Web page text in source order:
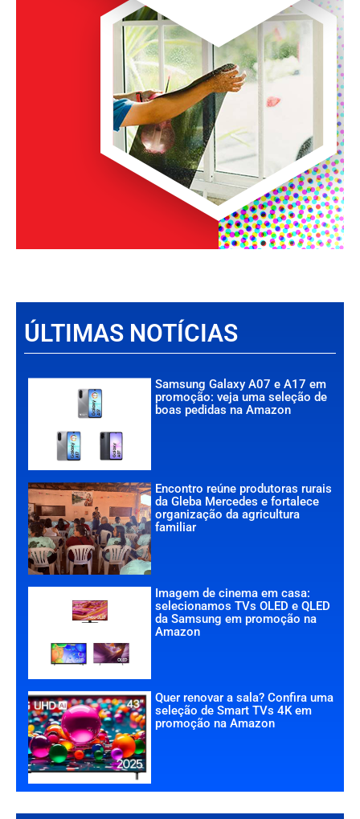
ÚLTIMAS NOTÍCIAS
Samsung Galaxy A07 e A17 em
promoção: veja uma seleção de
boas pedidas na Amazon
Encontro reúne produtoras rurais
da Gleba Mercedes e fortalece
organização da agricultura
familiar
Imagem de cinema em casa:
selecionamos TVs OLED e QLED
da Samsung em promoção na
Amazon
Quer renovar a sala? Confira uma
seleção de Smart TVs 4K em
promoção na Amazon